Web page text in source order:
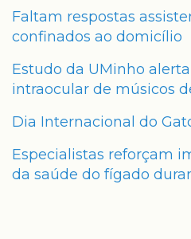
Faltam respostas
confinados ao domicílio
Estudo da UMinho
intraocular de músicos
Dia Internacional do
Especialistas reforçam
da saúde do fígado